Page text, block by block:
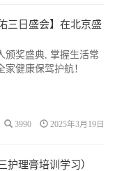
三日盛会】在北京盛
颁奖盛典, 掌握生活常
家健康保驾护航！
3990 2025年3月19日
护理膏培训学习）